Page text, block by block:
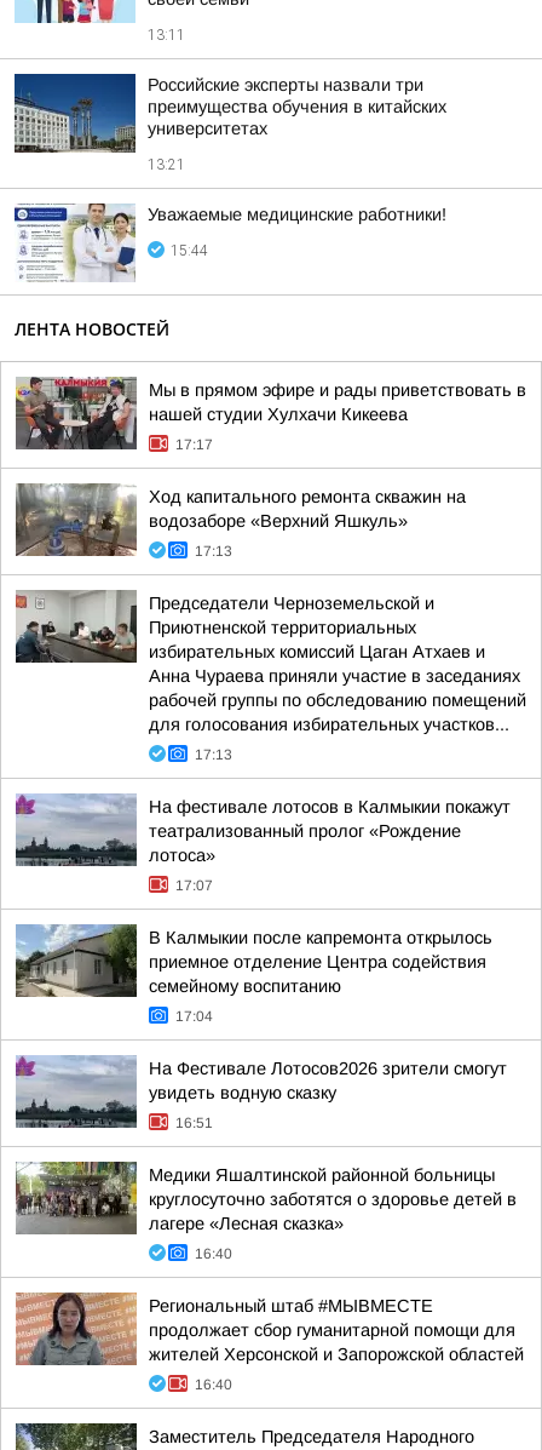
13:11
Российские эксперты назвали три
преимущества обучения в китайских
университетах
13:21
Уважаемые медицинские работники!
15:44
ЛЕНТА НОВОСТЕЙ
Мы в прямом эфире и рады приветствовать в
нашей студии Хулхачи Кикеева
17:17
Ход капитального ремонта скважин на
водозаборе «Верхний Яшкуль»
17:13
Председатели Черноземельской и
Приютненской территориальных
избирательных комиссий Цаган Атхаев и
Анна Чураева приняли участие в заседаниях
рабочей группы по обследованию помещений
для голосования избирательных участков...
17:13
На фестивале лотосов в Калмыкии покажут
театрализованный пролог «Рождение
лотоса»
17:07
В Калмыкии после капремонта открылось
приемное отделение Центра содействия
семейному воспитанию
17:04
На Фестивале Лотосов2026 зрители смогут
увидеть водную сказку
16:51
Медики Яшалтинской районной больницы
круглосуточно заботятся о здоровье детей в
лагере «Лесная сказка»
16:40
Региональный штаб #МЫВМЕСТЕ
продолжает сбор гуманитарной помощи для
жителей Херсонской и Запорожской областей
16:40
Заместитель Председателя Народного